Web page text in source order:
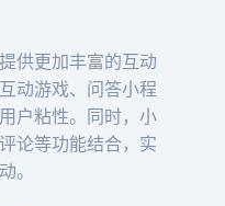
供更加丰富的互动
动游戏、问答小程
户粘性。同时，小
论等功能结合，实
。